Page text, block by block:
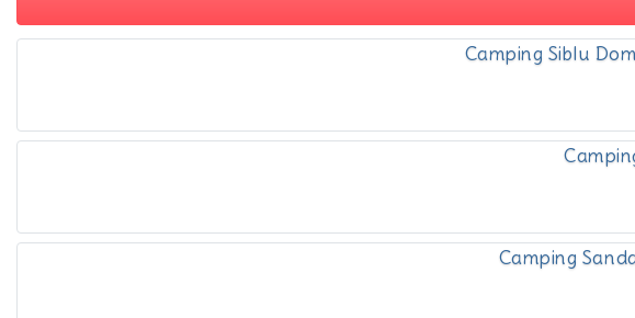
Camping Siblu
Camping